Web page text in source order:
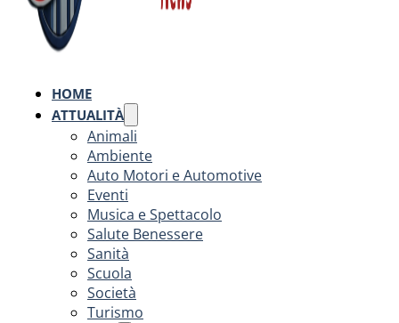
HOME
ATTUALITÀ
Animali
Ambiente
Auto Motori e Automotive
Eventi
Musica e Spettacolo
Salute Benessere
Sanità
Scuola
Società
Turismo